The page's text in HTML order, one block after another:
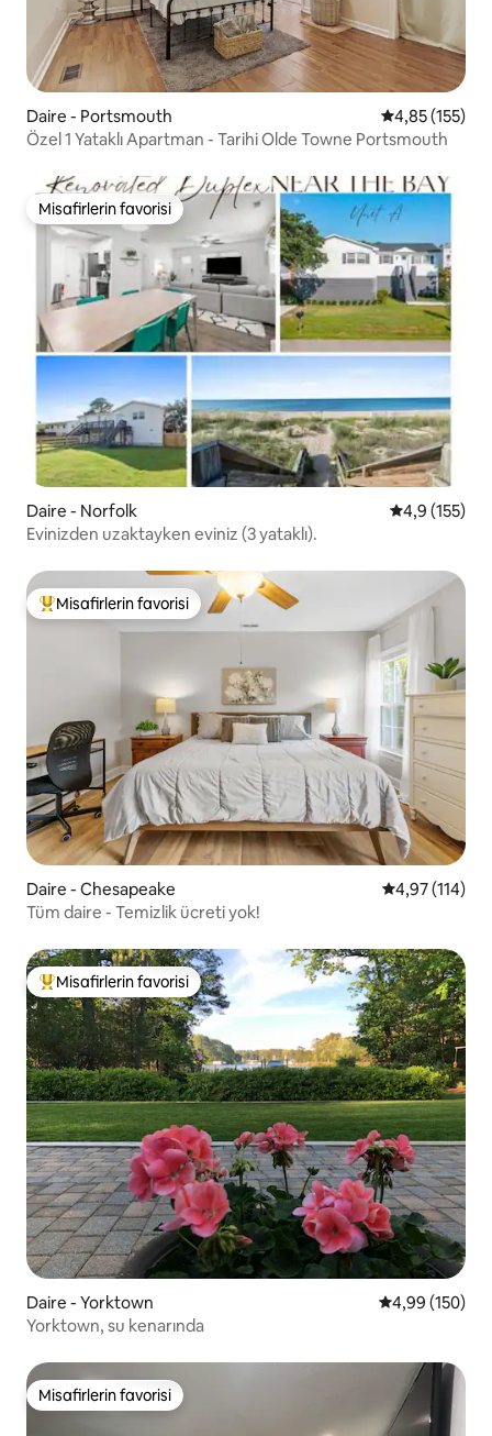
Daire - Portsmouth 5 üzerinden
4,85 (155)
Özel 1 Yataklı Apartman - Tarihi Olde Towne Portsmouth
Misafirlerin favorisi
Misafirlerin favorisi
Daire - Norfolk 5 üzerinden
4,9 (155)
Evinizden uzaktayken eviniz (3 yataklı).
Misafirlerin favorilerinden en beğenilenler arasında
Misafirlerin favorisi
Daire - Chesapeake 5 üzerinden
4,97 (114)
Tüm daire - Temizlik ücreti yok!
Misafirlerin favorilerinden en beğenilenler arasında
Misafirlerin favorisi
Daire - Yorktown 5 üzerinden
4,99 (150)
Yorktown, su kenarında
Misafirlerin favorisi
Misafirlerin favorisi